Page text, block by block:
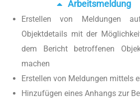
Arbeitsmeldung
Erstellen von Meldungen
Objektdetails mit der
dem Bericht betroffenen
machen
Erstellen von Meldungen mittels
Hinzufügen eines Anhangs zur